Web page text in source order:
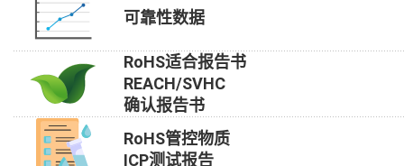
可靠性数据
RoHS适合报告书
REACH/SVHC
确认报告书
RoHS管控物质
ICP测试报告